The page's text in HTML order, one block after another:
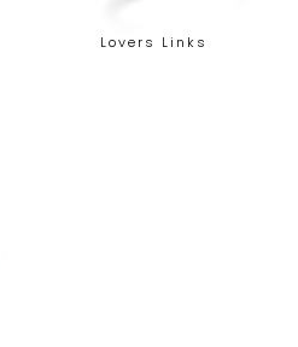
Lovers Links